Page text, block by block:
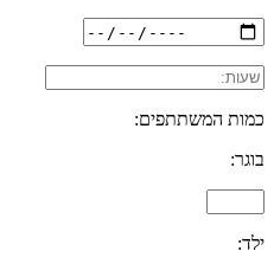
כמות המשתתפים:
בוגר:
ילד: